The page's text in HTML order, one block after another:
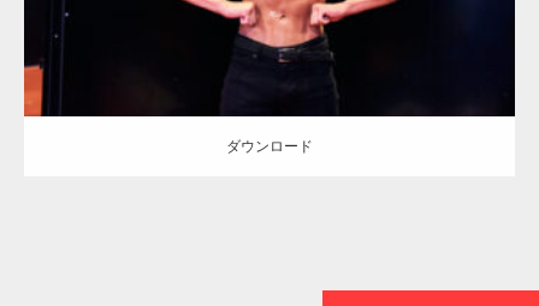
ダウンロード
で紹介さ…
た（6/8放送）